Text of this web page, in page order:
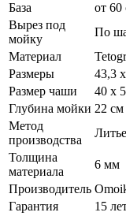
База
от 60
Вырез под
мойку
По
Материал
Размеры
43,3
Размер чаши
40 x
Глубина мойки 22 см
Метод
производства
Литье
Толщина
материала
6 мм
Производитель
Гарантия
15